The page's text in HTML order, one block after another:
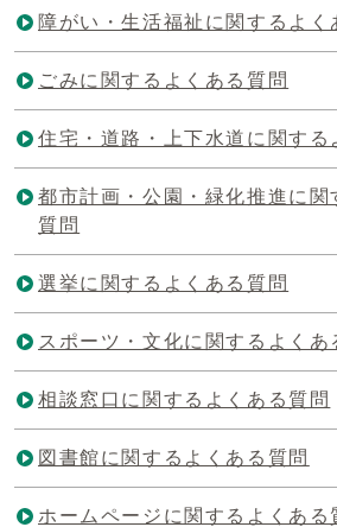
障がい・生活福祉に関するよく
ごみに関するよくある質問
住宅・道路・上下水道に関する
都市計画・公園・緑化推進に関
質問
選挙に関するよくある質問
スポーツ・文化に関するよくあ
相談窓口に関するよくある質問
図書館に関するよくある質問
ホームページに関するよくある